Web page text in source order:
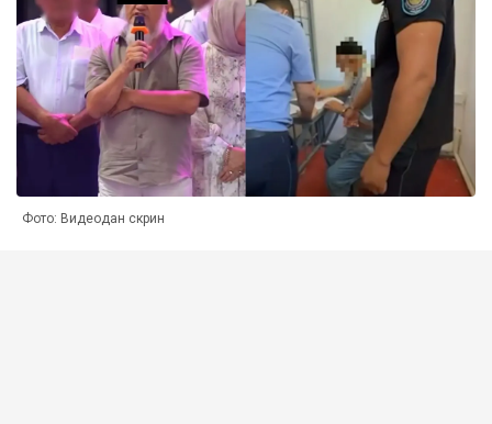
Фото: Видеодан скрин